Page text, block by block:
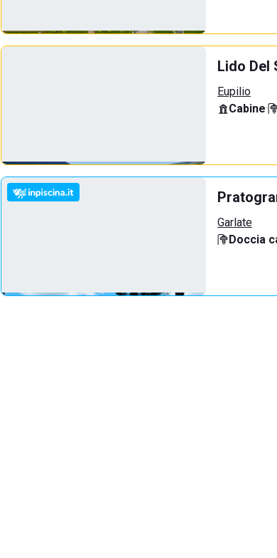
Lido Del
Eupilio
Cabine·
Garlate
Doccia